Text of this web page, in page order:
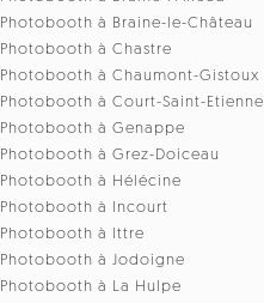
Photobooth à Braine-le-Château
Photobooth à Chastre
Photobooth à Chaumont-Gistoux
Photobooth à Court-Saint-Etienne
Photobooth à Genappe
Photobooth à Grez-Doiceau
Photobooth à Hélécine
Photobooth à Incourt
Photobooth à Ittre
Photobooth à Jodoigne
Photobooth à La Hulpe